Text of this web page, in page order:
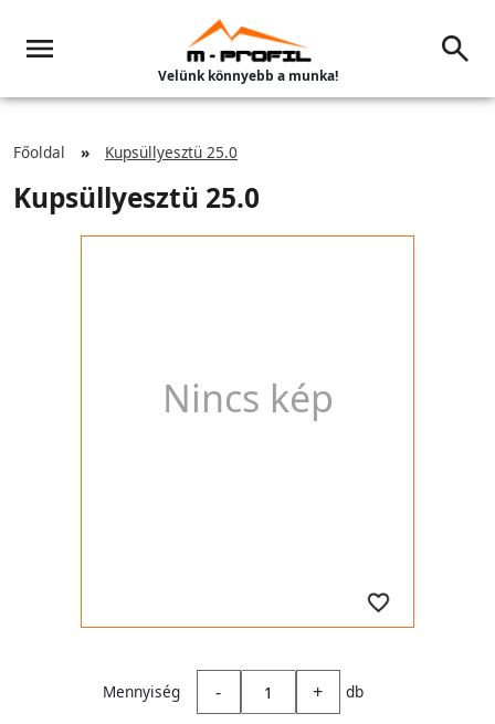
Velünk könnyebb a munka!
Főoldal Kupsüllyesztü 25.0
Kupsüllyesztü 25.0
Nincs kép
Mennyiség - + db